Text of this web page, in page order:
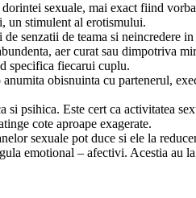
sexuale, mai exact fiind
un stimulent al erotismului.
senzatii de teama si neincredere
aer curat sau dimpotriva
specifica fiecarui cuplu.
obisnuinta cu partenerul,
psihica. Este cert ca activitatea
cote aproape exagerate.
sexuale pot duce si ele la
emotional – afectivi. Acestia